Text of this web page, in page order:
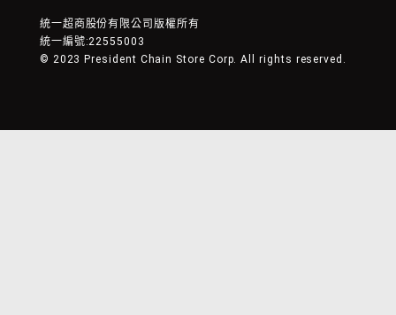
統一超商股份有限公司版權所有
統一編號:22555003
© 2023 President Chain Store Corp. All rights reserved.